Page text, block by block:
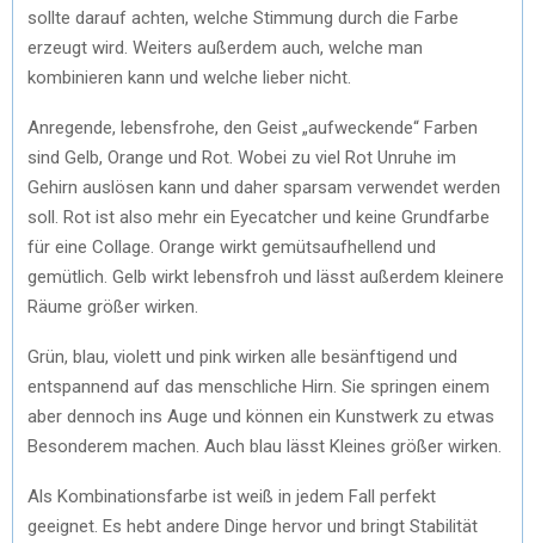
sollte darauf achten, welche Stimmung durch die Farbe
erzeugt wird. Weiters außerdem auch, welche man
kombinieren kann und welche lieber nicht.
Anregende, lebensfrohe, den Geist „aufweckende“ Farben
sind Gelb, Orange und Rot. Wobei zu viel Rot Unruhe im
Gehirn auslösen kann und daher sparsam verwendet werden
soll. Rot ist also mehr ein Eyecatcher und keine Grundfarbe
für eine Collage. Orange wirkt gemütsaufhellend und
gemütlich. Gelb wirkt lebensfroh und lässt außerdem kleinere
Räume größer wirken.
Grün, blau, violett und pink wirken alle besänftigend und
entspannend auf das menschliche Hirn. Sie springen einem
aber dennoch ins Auge und können ein Kunstwerk zu etwas
Besonderem machen. Auch blau lässt Kleines größer wirken.
Als Kombinationsfarbe ist weiß in jedem Fall perfekt
geeignet. Es hebt andere Dinge hervor und bringt Stabilität